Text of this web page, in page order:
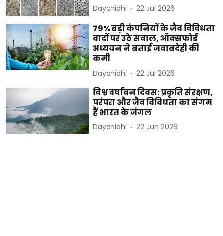
Dayanidhi 22 Jul 2026
79% बड़ी कंपनियों के जैव विविधता
वादों पर उठे सवाल, ऑक्सफोर्ड
अध्ययन ने बताई जवाबदेही की
कमी
Dayanidhi 22 Jul 2026
विश्व वर्षावन दिवस: प्रकृति संरक्षण,
परंपरा और जैव विविधता का संगम
हैं भारत के जंगल
Dayanidhi 22 Jun 2026